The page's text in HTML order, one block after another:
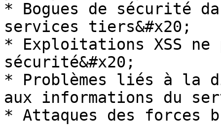
* Bogues de sécurité
services tiers&#x20;
* Exploitations XSS ne
sécurité&#x20;
* Problèmes liés à la
aux informations du
* Attaques des forces